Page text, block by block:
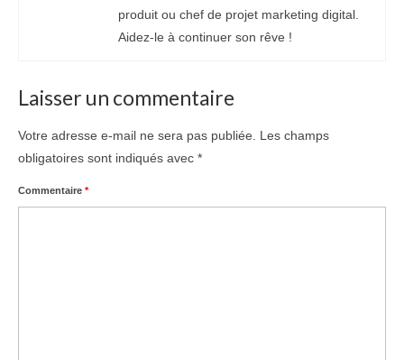
produit ou chef de projet marketing digital.
Aidez-le à continuer son rêve !
Laisser un commentaire
Votre adresse e-mail ne sera pas publiée.
Les champs
obligatoires sont indiqués avec *
Commentaire *